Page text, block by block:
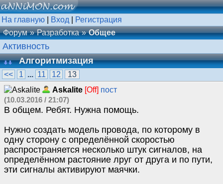
На главную Вход
Регистрация
Форум
Разработка Общее
Активность
Алгоритмизация
<< 1 ... 11 12
13
Askalite [Off] пост
(10.03.2016 / 21:07)
В общем. Ребят. Нужна помощь.
Нужно создать модель провода, по которому в
одну сторону с определённой скоростью
распространяется несколько штук сигналов, на
определённом растояние лруг от друга и по пути,
эти сигналы активируют маячки.